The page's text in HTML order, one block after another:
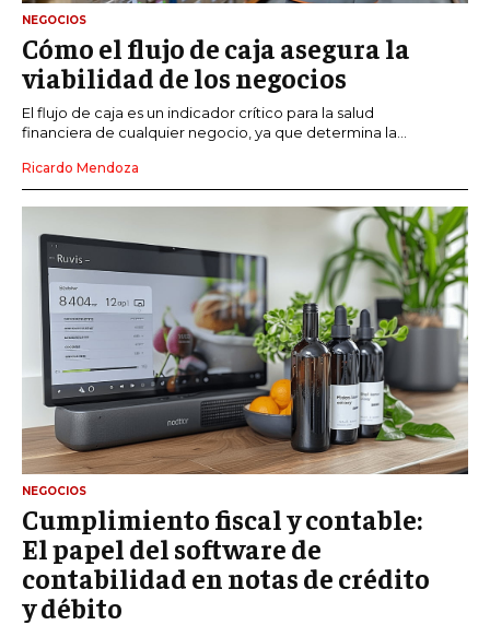
NEGOCIOS
Cómo el flujo de caja asegura la
viabilidad de los negocios
El flujo de caja es un indicador crítico para la salud
financiera de cualquier negocio, ya que determina la...
Ricardo Mendoza
NEGOCIOS
Cumplimiento fiscal y contable:
El papel del software de
contabilidad en notas de crédito
y débito